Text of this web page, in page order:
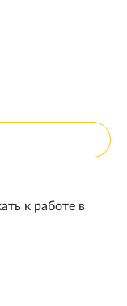
к работе в